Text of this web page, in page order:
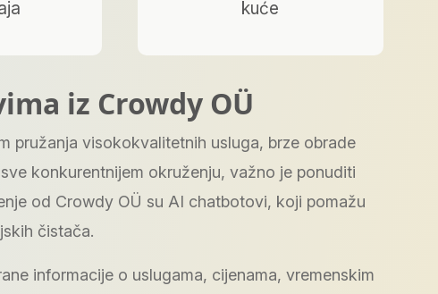
kuće
iz Crowdy OÜ
pružanja visokokvalitetnih usluga, brze obrade
konkurentnijem okruženju, važno je ponuditi
od Crowdy OÜ su AI chatbotovi, koji pomažu
čistača.
informacije o uslugama, cijenama, vremenskim